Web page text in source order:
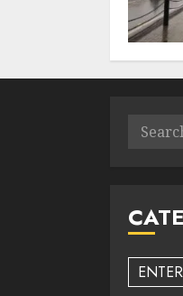
Search